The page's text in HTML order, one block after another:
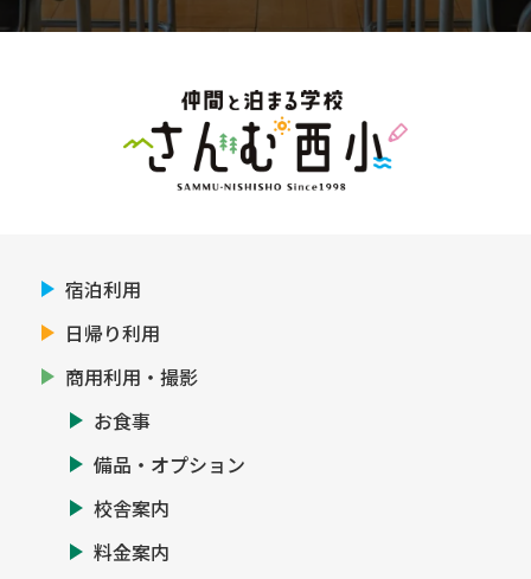
宿泊利用
日帰り利用
商用利用・撮影
お食事
備品・オプション
校舎案内
料金案内